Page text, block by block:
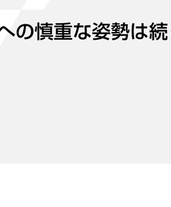
の慎重な姿勢は続